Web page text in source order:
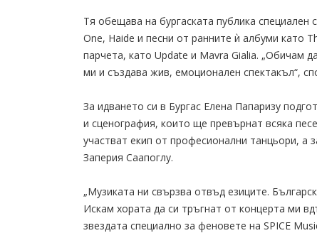
Тя обещава на бургаската публика
One, Haide и песни от ранните ѝ албуми като
парчета, като Update и Mavra Gialia. „Обичам
ми и създава жив, емоционален спектакъл“,
За идването си в Бургас Елена Папаризу
и сценография, които ще превърнат всяка
участват екип от професионални танцьори, а
Заперия Саапоглу.
„Музиката ни свързва отвъд езиците.
Искам хората да си тръгнат от концерта ми
звездата специално за феновете на SPICE